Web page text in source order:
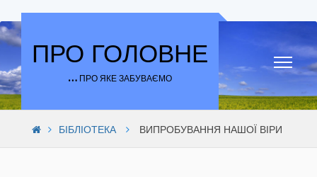
Skip to content
ПРО ГОЛОВНЕ
… ПРО ЯКЕ ЗАБУВАЄМО
БІБЛІОТЕКА ВИПРОБУВАННЯ НАШОЇ ВІРИ